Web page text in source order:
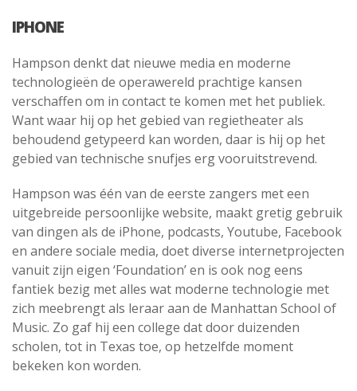
IPHONE
Hampson denkt dat nieuwe media en moderne
technologieën de operawereld prachtige kansen
verschaffen om in contact te komen met het publiek.
Want waar hij op het gebied van regietheater als
behoudend getypeerd kan worden, daar is hij op het
gebied van technische snufjes erg vooruitstrevend.
Hampson was één van de eerste zangers met een
uitgebreide persoonlijke website, maakt gretig gebruik
van dingen als de iPhone, podcasts, Youtube, Facebook
en andere sociale media, doet diverse internetprojecten
vanuit zijn eigen ‘Foundation’ en is ook nog eens
fantiek bezig met alles wat moderne technologie met
zich meebrengt als leraar aan de Manhattan School of
Music. Zo gaf hij een college dat door duizenden
scholen, tot in Texas toe, op hetzelfde moment
bekeken kon worden.